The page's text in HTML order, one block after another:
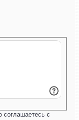
соглашаетесь с